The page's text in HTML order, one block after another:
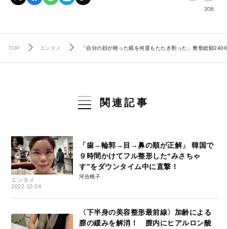
208
TOP エンタメ 「自分の顔が映った鏡を何度もたたき割った」整形総額
関連記事
エンタメ
2022.10.04
「歯→輪郭→目→鼻の順が正解」 韓国で
９時間かけてフル整形した“みさちゃ
す”をダウンタイム中に直撃！
河合桃子
〈下半身の美容整形最前線〉加齢による
膣の緩みを解消！ 膣内にヒアルロン酸